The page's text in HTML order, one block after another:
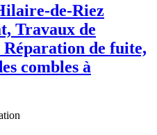
de-Riez
Travaux de
Réparation de fuite,
combles à